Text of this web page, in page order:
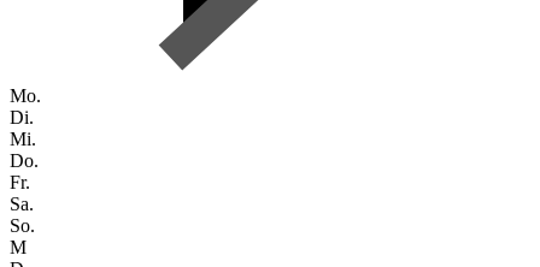
Mo.
Di.
Mi.
Do.
Fr.
Sa.
So.
M